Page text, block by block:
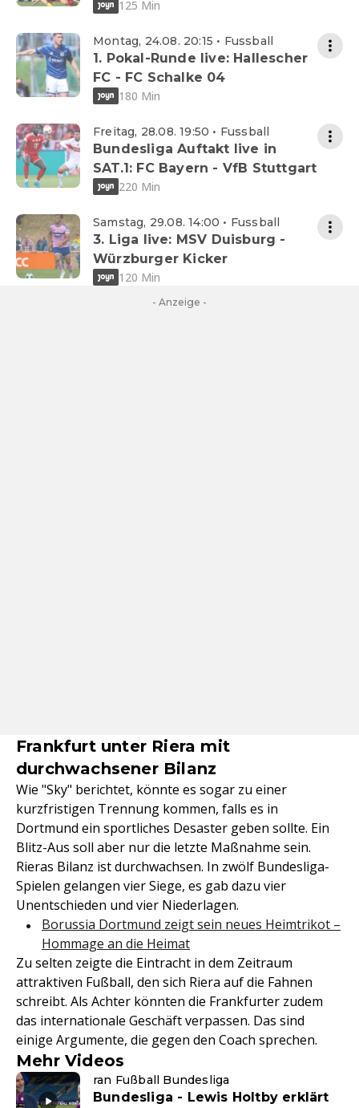
125 Min
Montag, 24.08. 20:15 • Fussball
1. Pokal-Runde live: Hallescher
FC - FC Schalke 04
180 Min
Freitag, 28.08. 19:50 • Fussball
Bundesliga Auftakt live in
SAT.1: FC Bayern - VfB Stuttgart
220 Min
Samstag, 29.08. 14:00 • Fussball
3. Liga live: MSV Duisburg -
Würzburger Kicker
120 Min
- Anzeige -
Frankfurt unter Riera mit
durchwachsener Bilanz
Wie "Sky" berichtet, könnte es sogar zu einer
kurzfristigen Trennung kommen, falls es in
Dortmund ein sportliches Desaster geben sollte. Ein
Blitz-Aus soll aber nur die letzte Maßnahme sein.
Rieras Bilanz ist durchwachsen. In zwölf Bundesliga-
Spielen gelangen vier Siege, es gab dazu vier
Unentschieden und vier Niederlagen.
Borussia Dortmund zeigt sein neues Heimtrikot –
Hommage an die Heimat
Zu selten zeigte die Eintracht in dem Zeitraum
attraktiven Fußball, den sich Riera auf die Fahnen
schreibt. Als Achter könnten die Frankfurter zudem
das internationale Geschäft verpassen. Das sind
einige Argumente, die gegen den Coach sprechen.
Mehr Videos
ran Fußball Bundesliga
Bundesliga - Lewis Holtby erklärt